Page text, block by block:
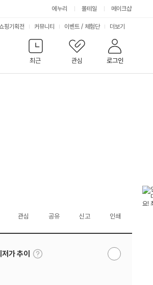
에누리 몰테일 메이크샵
최근
관심 로그인
핑기획전 커뮤니티 이벤트 / 체험단 서
비
스
더보기
관심 공유 신고 인쇄
저가 추이
툴
팁
알